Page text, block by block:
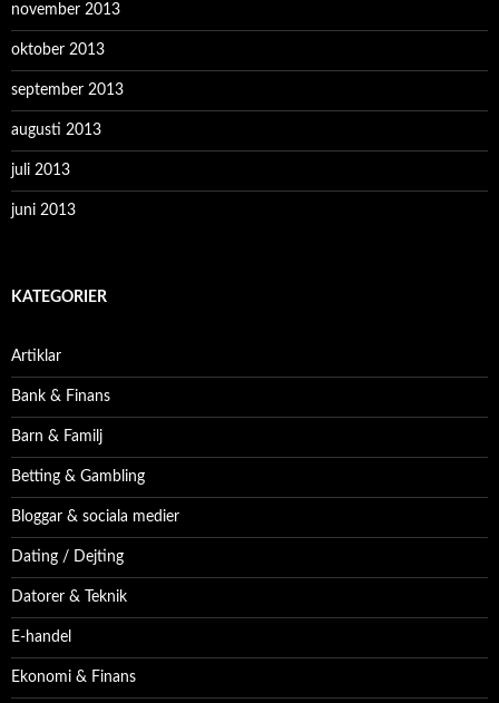
november 2013
oktober 2013
september 2013
augusti 2013
juli 2013
juni 2013
KATEGORIER
Artiklar
Bank & Finans
Barn & Familj
Betting & Gambling
Bloggar & sociala medier
Dating / Dejting
Datorer & Teknik
E-handel
Ekonomi & Finans